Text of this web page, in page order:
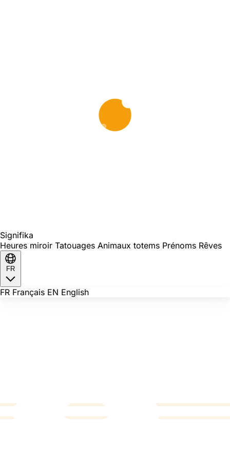
Signifika
Heures miroir Tatouages Animaux totems Prénoms Rêves
FR
FR Français EN English